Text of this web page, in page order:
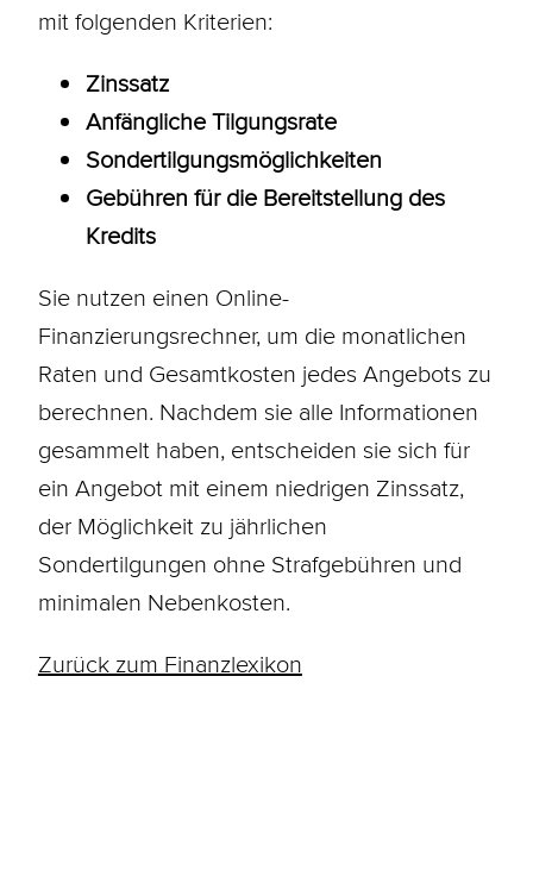
mit folgenden Kriterien:
Zinssatz
Anfängliche Tilgungsrate
Sondertilgungsmöglichkeiten
Gebühren für die Bereitstellung des
Kredits
Sie nutzen einen Online-
Finanzierungsrechner, um die monatlichen
Raten und Gesamtkosten jedes Angebots zu
berechnen. Nachdem sie alle Informationen
gesammelt haben, entscheiden sie sich für
ein Angebot mit einem niedrigen Zinssatz,
der Möglichkeit zu jährlichen
Sondertilgungen ohne Strafgebühren und
minimalen Nebenkosten.
Zurück zum Finanzlexikon